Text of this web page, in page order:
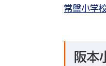
常盤小学
阪本